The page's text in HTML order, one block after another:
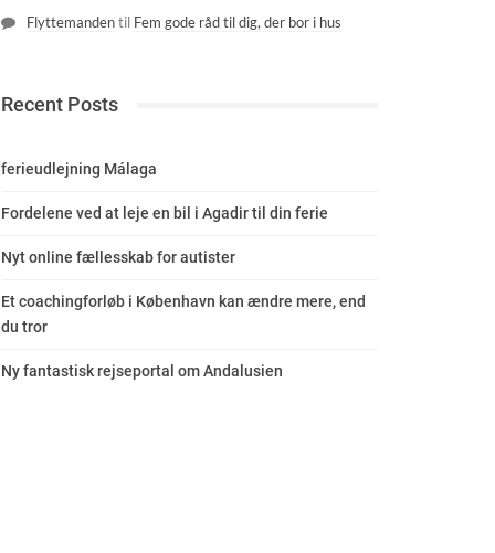
Flyttemandentil Fem gode råd til dig, der bor i hus
Recent Posts
ferieudlejning Málaga
Fordelene ved at leje en bil i Agadir til din ferie
Nyt online fællesskab for autister
Et coachingforløb i København kan ændre mere, end
du tror
Ny fantastisk rejseportal om Andalusien